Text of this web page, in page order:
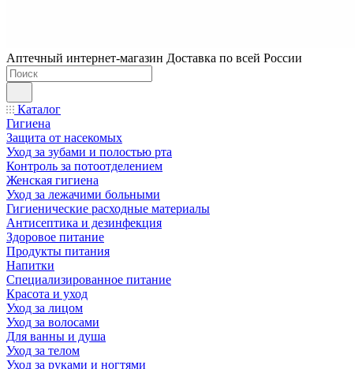
Аптечный интернет-магазин Доставка по всей России
Каталог
Гигиена
Защита от насекомых
Уход за зубами и полостью рта
Контроль за потоотделением
Женская гигиена
Уход за лежачими больными
Гигиенические расходные материалы
Антисептика и дезинфекция
Здоровое питание
Продукты питания
Напитки
Специализированное питание
Красота и уход
Уход за лицом
Уход за волосами
Для ванны и душа
Уход за телом
Уход за руками и ногтями